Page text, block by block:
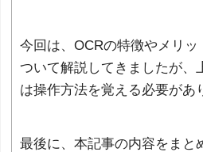
今回は、OCRの特徴やメリ
ついて解説してきましたが、
は操作方法を覚える必要があ
最後に、本記事の内容をまと